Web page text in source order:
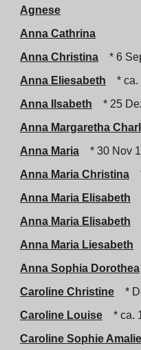
Agnese
Anna Cathrina
Anna Christina
* 6
Anna Eliesabeth
* ca.
Anna Ilsabeth
* 25
Anna Margaretha
Anna Maria
* 30 Nov
Anna Maria Christina
Anna Maria Elisabeth
Anna Maria Elisabeth
Anna Maria Liesabeth
Anna Sophia Dorothea
Caroline Christine
*
Caroline Louise
* ca.
Caroline Sophie Amalie